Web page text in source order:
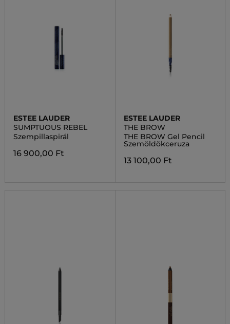
ESTEE LAUDER
SUMPTUOUS REBEL
Szempillaspirál
16 900,00 Ft
ESTEE LAUDER
THE BROW
THE BROW Gel Pencil
Szemöldökceruza
13 100,00 Ft